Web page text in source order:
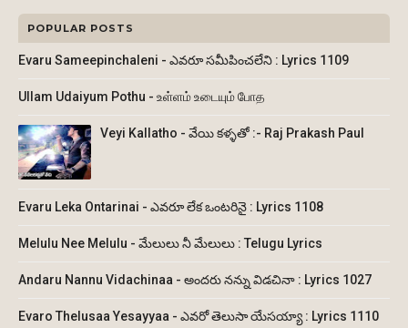
POPULAR POSTS
Evaru Sameepinchaleni - ఎవరూ సమీపించలేని : Lyrics 1109
Ullam Udaiyum Pothu - உள்ளம் உடையும் போத
Veyi Kallatho - వేయి కళ్ళతో :- Raj Prakash Paul
Evaru Leka Ontarinai - ఎవరూ లేక ఒంటరినై : Lyrics 1108
Melulu Nee Melulu - మేలులు నీ మేలులు : Telugu Lyrics
Andaru Nannu Vidachinaa - అందరు నన్ను విడచినా : Lyrics 1027
Evaro Thelusaa Yesayyaa - ఎవరో తెలుసా యేసయ్యా : Lyrics 1110